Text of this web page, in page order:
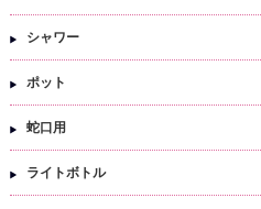
シャワー
ポット
蛇口用
ライトボトル